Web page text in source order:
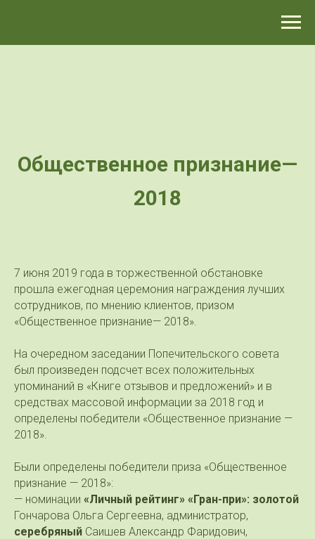
Общественное признание—
2018
7 июня 2019 года в торжественной обстановке
прошла ежегодная церемония награждения лучших
сотрудников, по мнению клиентов, призом
«Общественное признание— 2018».
На очередном заседании Попечительского совета
был произведен подсчет всех положительных
упоминаний в «Книге отзывов и предложений» и в
средствах массовой информации за 2018 год и
определены победители «Общественное признание —
2018».
Были определены победители приза «Общественное
признание — 2018»:
— номинации «Личный рейтинг» «Гран-при»: золотой
Гончарова Ольга Сергеевна, администратор,
серебряный Саишев Александр Фаридович,